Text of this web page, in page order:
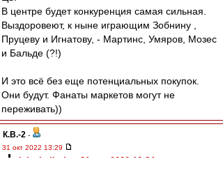
В центре будет конкуренция самая сильная.
Выздоровеют, к ныне играющим Зобнину ,
Пруцеву и Игнатову, - Мартинс, Умяров, Мозес
и Бальде (?!)
И это всё без еще потенциальных покупок.
Они будут. Фанаты маркетов могут не
переживать))
К.В.-2 -
31 окт 2022 13:29
alek.vladimir » 31 окт 2022 12:34